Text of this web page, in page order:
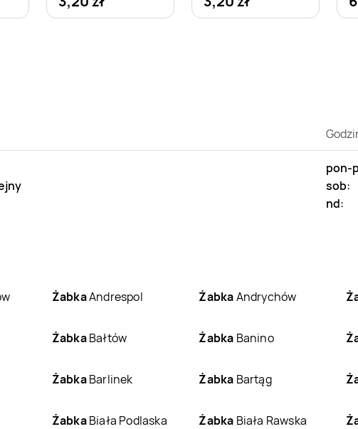
pon-
sob:
nd:
ŻabkaAndrespol ŻabkaAndrychów
ŻabkaBałtów Żabka Banino
ŻabkaBarlinek Żabka Bartąg
ŻabkaBiała Podlaska Żabka Biała Rawska